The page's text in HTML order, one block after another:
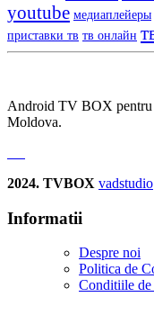
youtube медиаплейеры
приставки тв тв онлайн
Android TV BOX pentru
Moldova.
2024. TVBOX vadstudio
Informatii
Despre noi
Politica de
Conditiile